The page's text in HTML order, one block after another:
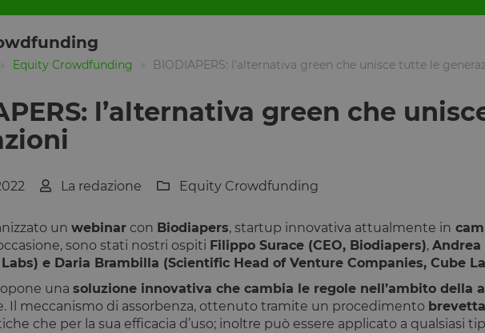
Equity Crowdfunding BIODIAPERS: l’alternativa green che unisce tutte le
l’alternativa green che
La redazione Equity Crowdfunding
un webinar con Biodiapers, startup innovativa attualmente in
sono stati nostri ospiti Filippo Surace (CEO, Biodiapers), Andrea
e Daria Brambilla (Scientific Head of Venture Companies, Cube
una soluzione innovativa che cambia le regole nell’ambito della
Il meccanismo di assorbenza, ottenuto tramite un procedimento
che per la sua efficacia d’uso; inoltre può essere applicato a qualsiasi